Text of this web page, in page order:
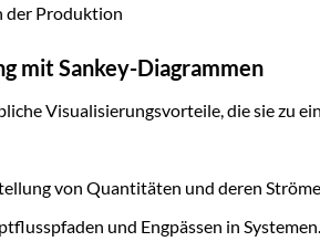
der Produktion
mit Sankey-Diagrammen
Visualisierungsvorteile, die sie zu
von Quantitäten und deren
und Engpässen in Systemen.